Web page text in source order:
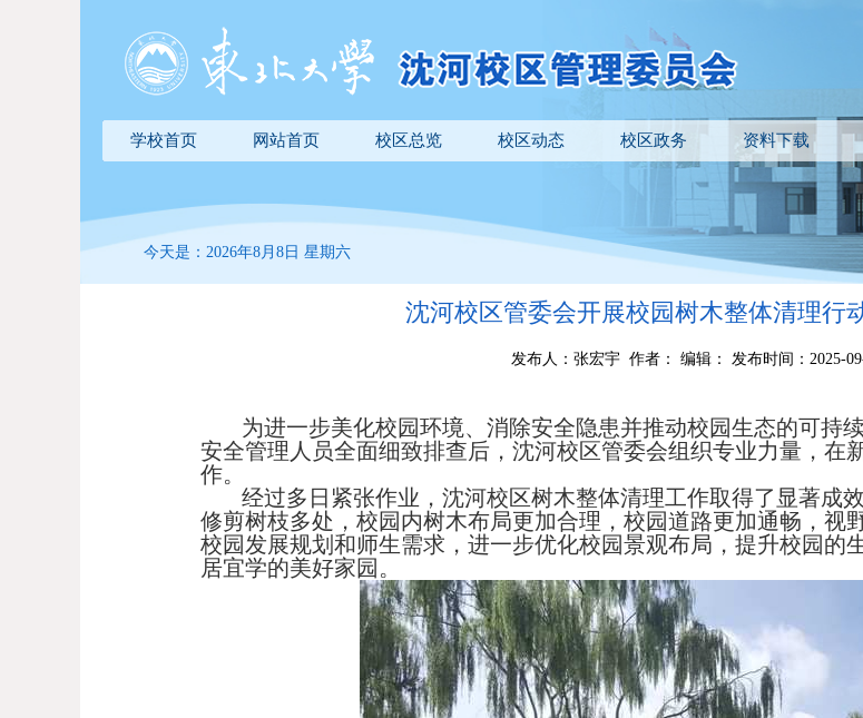
学校首页 网站首页 校区总览 校区动态 校区政务 资料下载
今天是：2026年8月8日 星期六
沈河校区管委会开展校园树木整体清理行
发布人：张宏宇 作者： 编辑： 发布时间：2025-
为进一步美化校园环境、消除安全隐患并推动校园生态的可持
安全管理人员全面细致排查后，沈河校区管委会组织专业力量，在
作。
经过多日紧张作业，沈河校区树木整体清理工作取得了显著成
修剪树枝多处，校园内树木布局更加合理，校园道路更加通畅，视
校园发展规划和师生需求，进一步优化校园景观布局，提升校园的
居宜学的美好家园。